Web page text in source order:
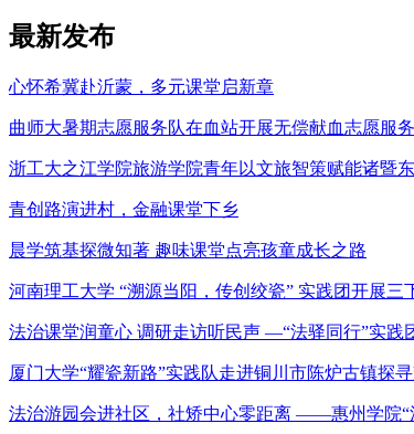
最新发布
心怀希冀赴沂蒙，多元课堂启新章
曲师大暑期志愿服务队在血站开展无偿献血志愿服务
浙工大之江学院旅游学院青年以文旅智策赋能诸暨
青创路演进村，金融课堂下乡
晨学筑基探微知著 趣味课堂点亮孩童成长之路
河南理工大学 “溯源当阳，传创绞瓷” 实践团开展
法治课堂润童心 调研走访听民声 —“法驿同行”实践
厦门大学“耀瓷新路”实践队走进铜川市陈炉古镇探
法治游园会进社区，社矫中心零距离 ——惠州学院“